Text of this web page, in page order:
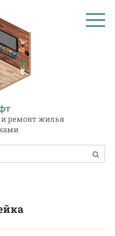
и ремонт жилья